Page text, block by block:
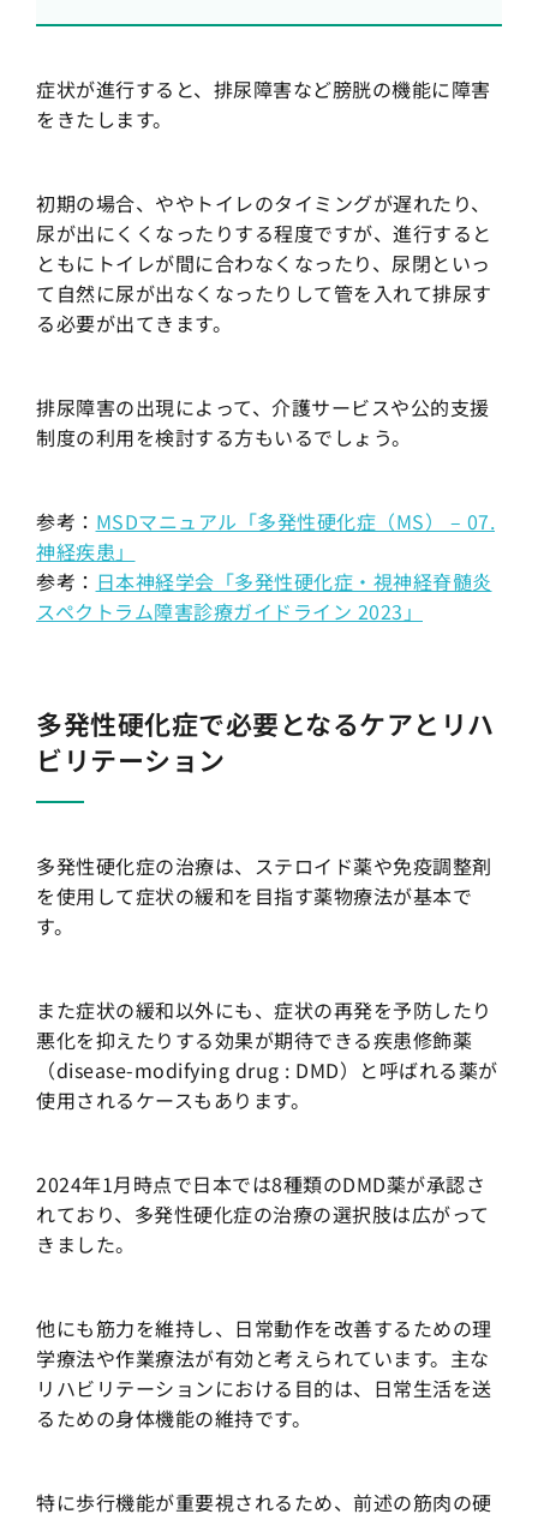
症状が進行すると、排尿障害など膀胱の機能に障害
をきたします。
初期の場合、ややトイレのタイミングが遅れたり、
尿が出にくくなったりする程度ですが、進行すると
ともにトイレが間に合わなくなったり、尿閉といっ
て自然に尿が出なくなったりして管を入れて排尿す
る必要が出てきます。
排尿障害の出現によって、介護サービスや公的支援
制度の利用を検討する方もいるでしょう。
参考： MSDマニュアル「多発性硬化症（MS） – 07.
神経疾患」
参考： 日本神経学会「多発性硬化症・視神経脊髄炎
スペクトラム障害診療ガイドライン 2023」
多発性硬化症で必要となるケアとリハ
ビリテーション
多発性硬化症の治療は、ステロイド薬や免疫調整剤
を使用して症状の緩和を目指す薬物療法が基本で
す。
また症状の緩和以外にも、症状の再発を予防したり
悪化を抑えたりする効果が期待できる疾患修飾薬
（disease-modifying drug : DMD）と呼ばれる薬が
使用されるケースもあります。
2024年1月時点で日本では8種類のDMD薬が承認さ
れており、多発性硬化症の治療の選択肢は広がって
きました。
他にも筋力を維持し、日常動作を改善するための理
学療法や作業療法が有効と考えられています。主な
リハビリテーションにおける目的は、日常生活を送
るための身体機能の維持です。
特に歩行機能が重要視されるため、前述の筋肉の硬